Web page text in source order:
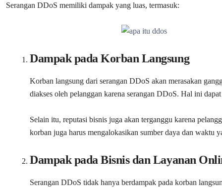
Serangan DDoS memiliki dampak yang luas, termasuk:
Dampak pada Korban Langsung
Korban langsung dari serangan DDoS akan merasakan
diakses oleh pelanggan karena serangan DDoS. Hal ini
Selain itu, reputasi bisnis juga akan terganggu karena
korban juga harus mengalokasikan sumber daya dan
Dampak pada Bisnis dan Layanan
Serangan DDoS tidak hanya berdampak pada korban